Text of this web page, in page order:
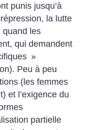
punis jusqu’à
la lutte
quand les
qui demandent
»
Peu à peu
(les femmes
et l’exigence du
partielle